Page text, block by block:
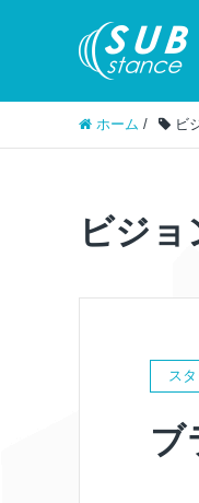
ホーム / ビ
ビジョ
ス
ブ